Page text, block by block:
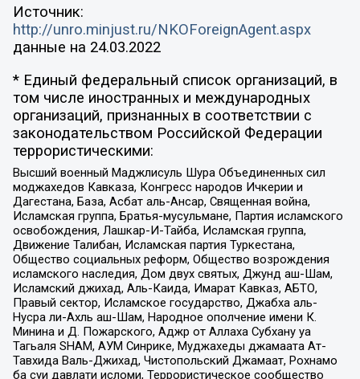
Источник:
http://unro.minjust.ru/NKOForeignAgent.aspx
данные на 24.03.2022
* Единый федеральный список организаций, в
том числе иностранных и международных
организаций, признанных в соответствии с
законодательством Российской Федерации
террористическими:
Высший военный Маджлисуль Шура Объединенных сил
моджахедов Кавказа, Конгресс народов Ичкерии и
Дагестана, База, Асбат аль-Ансар, Священная война,
Исламская группа, Братья-мусульмане, Партия исламского
освобождения, Лашкар-И-Тайба, Исламская группа,
Движение Талибан, Исламская партия Туркестана,
Общество социальных реформ, Общество возрождения
исламского наследия, Дом двух святых, Джунд аш-Шам,
Исламский джихад, Аль-Каида, Имарат Кавказ, АБТО,
Правый сектор, Исламское государство, Джабха аль-
Нусра ли-Ахль аш-Шам, Народное ополчение имени К.
Минина и Д. Пожарского, Аджр от Аллаха Субхану уа
Тагьаля SHAM, АУМ Синрике, Муджахеды джамаата Ат-
Тавхида Валь-Джихад, Чистопольский Джамаат, Рохнамо
ба суи давлати исломи, Террористическое сообщество